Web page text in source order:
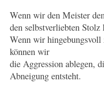
Wenn wir den Meister
den selbstverliebten Stolz
Wenn wir hingebungsvoll
können wir
die Aggression ablegen,
Abneigung entsteht.